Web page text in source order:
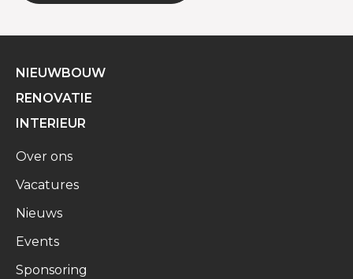
NIEUWBOUW
RENOVATIE
INTERIEUR
Over ons
Vacatures
Nieuws
Events
Sponsoring